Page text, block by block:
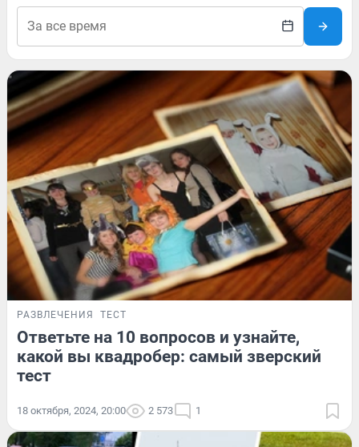
РАЗВЛЕЧЕНИЯ ТЕСТ
Ответьте на 10 вопросов и узнайте,
какой вы квадробер: самый зверский
тест
18 октября, 2024, 20:00 2 573 1